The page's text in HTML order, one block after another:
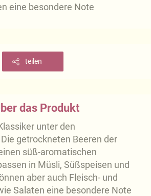
eine besondere Note
teilen
das Produkt
unter den
getrockneten Beeren der
süß-aromatischen
in Müsli, Süßspeisen und
aber auch Fleisch- und
Salaten eine besondere Note